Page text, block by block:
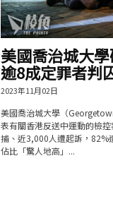
美國喬治城大
逾8成定罪者判
2023年11月02日
美國喬治城大學（
表有關香港反送中運動的檢
捕、近3,000人遭起訴，82%
佔比「驚人地高」...